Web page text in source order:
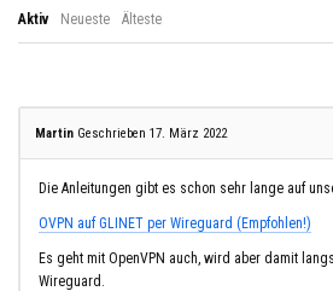
Aktiv Neueste Älteste
Martin Geschrieben 17. März 2022
Die Anleitungen gibt es schon sehr lange auf
OVPN auf GLINET per Wireguard (Empfohlen!)
Es geht mit OpenVPN auch, wird aber damit
Wireguard.